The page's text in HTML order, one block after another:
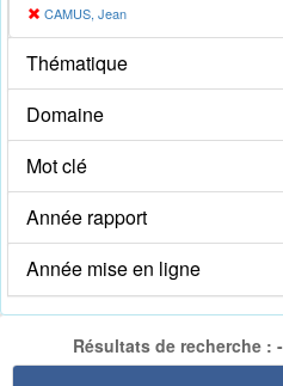
CAMUS, Jean
Thématique
Domaine
Mot clé
Année rapport
Année mise en ligne
Résultats de recherche :